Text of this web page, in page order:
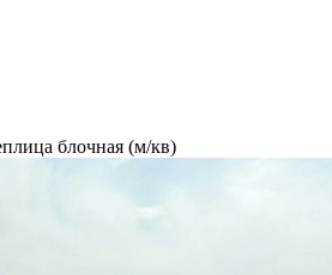
блочная (м/кв)